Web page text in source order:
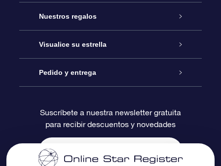
Atención
Contáctanos
Blog
Reseñas
Nuestros regalos
Regalo Estrella Online
Paquete de Regalo OSR
Tarjeta de Regalo OSR
Regalos empresariales
Visualice su estrella
Registro estelar
Página de Estrella Personalizada
Un Millón de Estrellas
Pedido y entrega
Información de Pago
Información de Envío
Suscríbete a nuestra newsletter gratuita
para recibir descuentos y novedades